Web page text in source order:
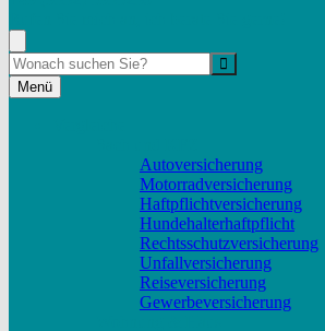
Menü
Autoversicherung
Motorradversicherung
Haftpflichtversicherung
Hundehalterhaftpflicht
Rechtsschutzversicherung
Unfallversicherung
Reiseversicherung
Gewerbeversicherung